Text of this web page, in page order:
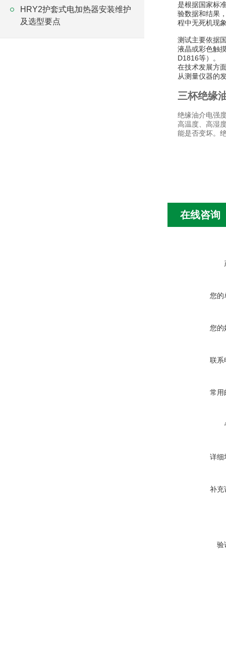
HRY2护套式电加热器安装维护
及选型要点
是根据国家标
验数据和结果
程中无死机现
测试主要依据
液晶或彩色触
D1816等）。
在技术发展方
从测量仪器的
三杯绝缘
绝缘油介电强
高温度、高湿
能是否变坏。
在线咨询
您的
您的
联系
常用
详细
补充
验